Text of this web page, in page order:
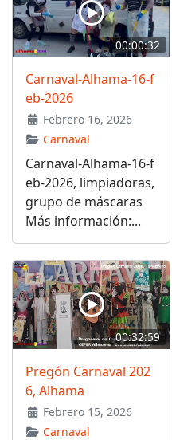
00:00:32
Carnaval-Alhama-16-f
eb-2026
Febrero 16, 2026
Carnaval
Carnaval-Alhama-16-f
eb-2026, limpiadoras,
grupo de máscaras
Más información:...
00:32:59
Pregón Carnaval 202
6, Alhama
Febrero 15, 2026
Carnaval